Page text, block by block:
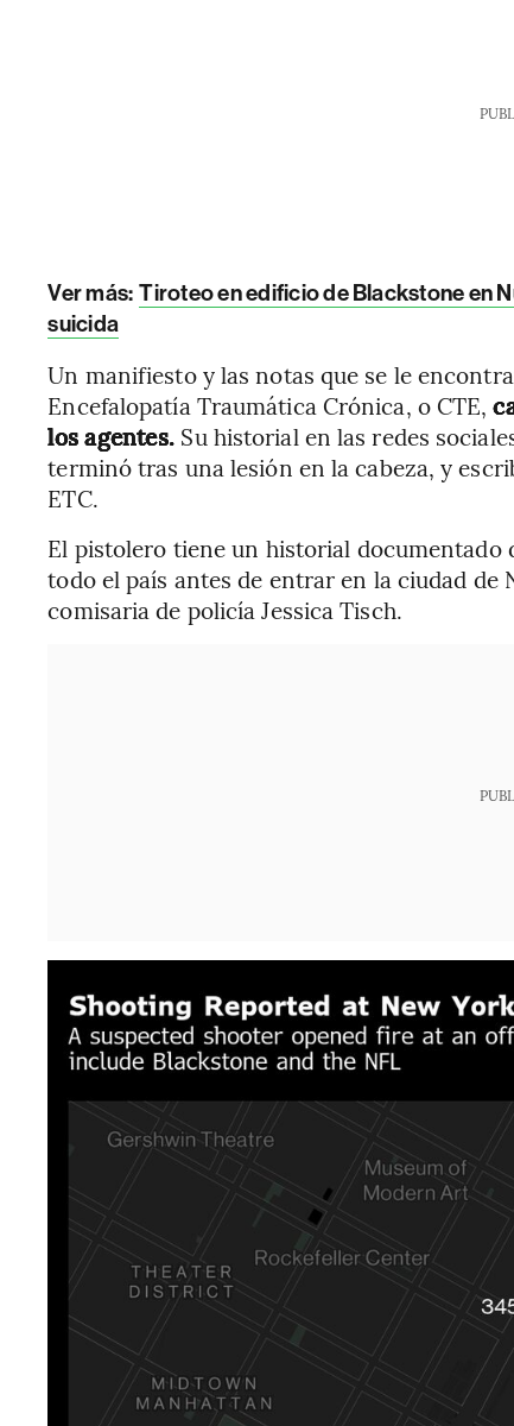
Ver más: Tiroteo en edificio de Blackstone en
suicida
Un manifiesto y las notas que se le
Encefalopatía Traumática Crónica, o CTE,
los agentes. Su historial en las redes
terminó tras una lesión en la cabeza, y
ETC.
El pistolero tiene un historial documentado
todo el país antes de entrar en la ciudad de
comisaria de policía Jessica Tisch.